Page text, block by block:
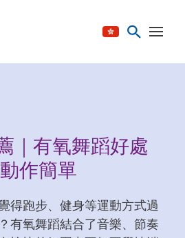
｜有氧舞蹈好處
作簡單
得跑步、健身等運動方式過
有氧舞蹈結合了音樂、節奏